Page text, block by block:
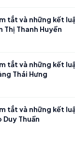
tắt và những kết
Thị Thanh Huyền
tắt và những kết
Thái Hưng
tắt và những kết
Duy Thuần